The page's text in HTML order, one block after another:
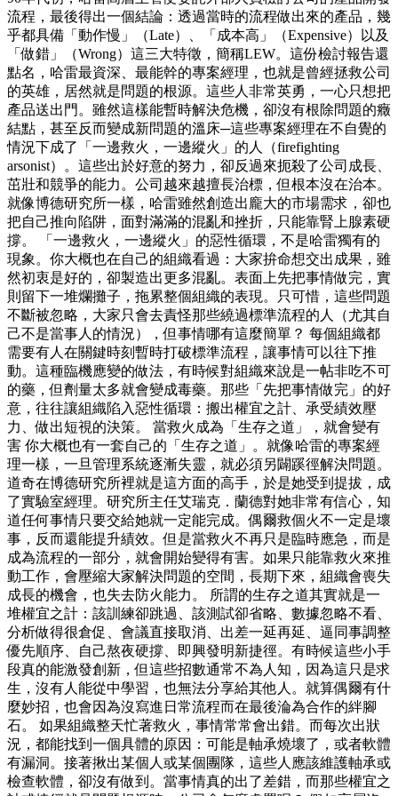
流程，最後得出一個結論：透過當時的流程做出來的產品，幾
乎都具備「動作慢」（Late）、「成本高」（Expensive）以及
「做錯」（Wrong）這三大特徵，簡稱LEW。這份檢討報告還
點名，哈雷最資深、最能幹的專案經理，也就是曾經拯救公司
的英雄，居然就是問題的根源。這些人非常英勇，一心只想把
產品送出門。雖然這樣能暫時解決危機，卻沒有根除問題的癥
結點，甚至反而變成新問題的溫床─這些專案經理在不自覺的
情況下成了「一邊救火，一邊縱火」的人（firefighting
arsonist）。這些出於好意的努力，卻反過來扼殺了公司成長、
茁壯和競爭的能力。公司越來越擅長治標，但根本沒在治本。
就像博德研究所一樣，哈雷雖然創造出龐大的市場需求，卻也
把自己推向陷阱，面對滿滿的混亂和挫折，只能靠腎上腺素硬
撐。 「一邊救火，一邊縱火」的惡性循環，不是哈雷獨有的
現象。你大概也在自己的組織看過：大家拚命想交出成果，雖
然初衷是好的，卻製造出更多混亂。表面上先把事情做完，實
則留下一堆爛攤子，拖累整個組織的表現。只可惜，這些問題
不斷被忽略，大家只會去責怪那些繞過標準流程的人（尤其自
己不是當事人的情況），但事情哪有這麼簡單？ 每個組織都
需要有人在關鍵時刻暫時打破標準流程，讓事情可以往下推
動。這種臨機應變的做法，有時候對組織來說是一帖非吃不可
的藥，但劑量太多就會變成毒藥。那些「先把事情做完」的好
意，往往讓組織陷入惡性循環：搬出權宜之計、承受績效壓
力、做出短視的決策。 當救火成為「生存之道」，就會變有
害 你大概也有一套自己的「生存之道」。就像哈雷的專案經
理一樣，一旦管理系統逐漸失靈，就必須另闢蹊徑解決問題。
道奇在博德研究所裡就是這方面的高手，於是她受到提拔，成
了實驗室經理。研究所主任艾瑞克．蘭德對她非常有信心，知
道任何事情只要交給她就一定能完成。偶爾救個火不一定是壞
事，反而還能提升績效。但是當救火不再只是臨時應急，而是
成為流程的一部分，就會開始變得有害。如果只能靠救火來推
動工作，會壓縮大家解決問題的空間，長期下來，組織會喪失
成長的機會，也失去防火能力。 所謂的生存之道其實就是一
堆權宜之計：該訓練卻跳過、該測試卻省略、數據忽略不看、
分析做得很倉促、會議直接取消、出差一延再延、逼同事調整
優先順序、自己熬夜硬撐、即興發明新捷徑。有時候這些小手
段真的能激發創新，但這些招數通常不為人知，因為這只是求
生，沒有人能從中學習，也無法分享給其他人。就算偶爾有什
麼妙招，也會因為沒寫進日常流程而在最後淪為合作的絆腳
石。 如果組織整天忙著救火，事情常常會出錯。而每次出狀
況，都能找到一個具體的原因：可能是軸承燒壞了，或者軟體
有漏洞。接著揪出某個人或某個團隊，這些人應該維護軸承或
檢查軟體，卻沒有做到。當事情真的出了差錯，而那些權宜之